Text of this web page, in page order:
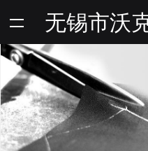
无锡市沃